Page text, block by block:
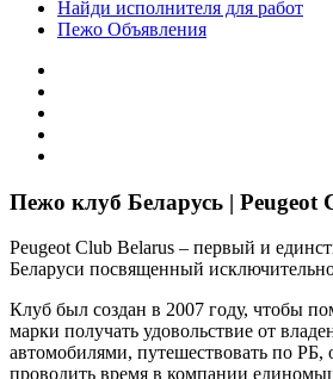
Найди исполнителя для работ
Пежо Объявления
Пежо клуб Беларусь | Peugeot
Peugeot Club Belarus – первый и
Беларуси посвященный
Клуб был создан в 2007 году, чтобы
марки получать удовольствие от
автомобилями, путешествовать по РБ,
проводить время в компании